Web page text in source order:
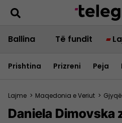
Ballina Të fundit
Prishtina Prizreni Peja
Lajme > Maqedonia e Veriut >
Daniela Dimovska